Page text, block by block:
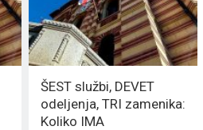
ŠEST službi, DEVET
odeljenja, TRI zamenika:
Koliko IMA